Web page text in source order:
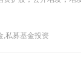
私募基金投资